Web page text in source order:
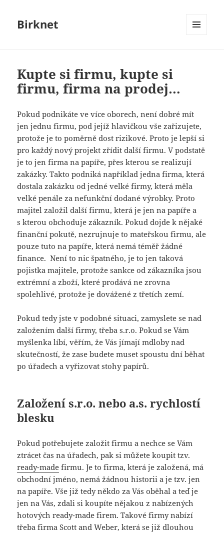
Birknet
Kupte si firmu, kupte si
firmu, firma na prodej…
Pokud podnikáte ve více oborech, není dobré mít
jen jednu firmu, pod jejíž hlavičkou vše zařizujete,
protože je to poměrně dost rizikové. Proto je lepší si
pro každý nový projekt zřídit další firmu. V podstatě
je to jen firma na papíře, přes kterou se realizují
zakázky.Takto podniká například jedna firma, která
dostala zakázku od jedné velké firmy, která měla
velké penále za nefunkční dodané výrobky. Proto
majitel založil další firmu, která je jen na papíře a
s kterou obchoduje zákazník. Pokud dojde k nějaké
finanční pokutě, nezrujnuje to mateřskou firmu, ale
pouze tuto na papíře, která nemá téměř žádné
finance. Není to nic špatného, je to jen taková
pojistka majitele, protože sankce od zákazníka jsou
extrémní a zboží, které prodává ne zrovna
spolehlivé, protože je dovážené z třetích zemí.
Pokud tedy jste v podobné situaci, zamyslete se nad
založením další firmy, třeba s.r.o. Pokud se Vám
myšlenka líbí, věřím, že Vás jímají mdloby nad
skutečností, že zase budete muset spoustu dní běhat
po úřadech a vyřizovat stohy papírů.
Založení s.r.o. nebo a.s. rychlostí
blesku
Pokud potřebujete založit firmu a nechce se Vám
ztrácet čas na úřadech, pak si můžete koupit tzv.
ready-made firmu. Je to firma, která je založená, má
obchodní jméno, nemá žádnou historii a je tzv. jen
na papíře. Vše již tedy někdo za Vás oběhal a teď je
jen na Vás, zdali si koupíte nějakou z nabízených
hotových ready-made firem. Takové firmy nabízí
třeba firma Scott and Weber, která se již dlouhou